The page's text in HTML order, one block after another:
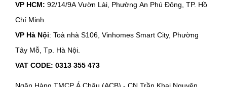
VP HCM: 92/14/9A Vườn Lài, Phường An Phú Đông, TP. Hồ
Chí Minh.
VP Hà Nội: Toà nhà S106, Vinhomes Smart City, Phường
Tây Mỗ, Tp. Hà Nội.
VAT CODE: 0313 355 473